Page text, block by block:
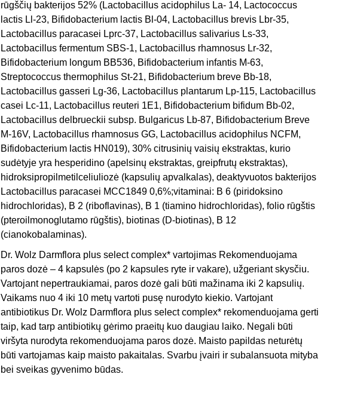
rūgščių bakterijos 52% (Lactobacillus acidophilus La- 14, Lactococcus
lactis Ll-23, Bifidobacterium lactis Bl-04, Lactobacillus brevis Lbr-35,
Lactobacillus paracasei Lprc-37, Lactobacillus salivarius Ls-33,
Lactobacillus fermentum SBS-1, Lactobacillus rhamnosus Lr-32,
Bifidobacterium longum BB536, Bifidobacterium infantis M-63,
Streptococcus thermophilus St-21, Bifidobacterium breve Bb-18,
Lactobacillus gasseri Lg-36, Lactobacillus plantarum Lp-115, Lactobacillus
casei Lc-11, Lactobacillus reuteri 1E1, Bifidobacterium bifidum Bb-02,
Lactobacillus delbrueckii subsp. Bulgaricus Lb-87, Bifidobacterium Breve
M-16V, Lactobacillus rhamnosus GG, Lactobacillus acidophilus NCFM,
Bifidobacterium lactis HN019), 30% citrusinių vaisių ekstraktas, kurio
sudėtyje yra hesperidino (apelsinų ekstraktas, greipfrutų ekstraktas),
hidroksipropilmetilceliuliozė (kapsulių apvalkalas), deaktyvuotos bakterijos
Lactobacillus paracasei MCC1849 0,6%;vitaminai: B 6 (piridoksino
hidrochloridas), B 2 (riboflavinas), B 1 (tiamino hidrochloridas), folio rūgštis
(pteroilmonoglutamo rūgštis), biotinas (D-biotinas), B 12
(cianokobalaminas).
Dr. Wolz Darmflora plus select complex* vartojimas Rekomenduojama
paros dozė – 4 kapsulės (po 2 kapsules ryte ir vakare), užgeriant skysčiu.
Vartojant nepertraukiamai, paros dozė gali būti mažinama iki 2 kapsulių.
Vaikams nuo 4 iki 10 metų vartoti pusę nurodyto kiekio. Vartojant
antibiotikus Dr. Wolz Darmflora plus select complex* rekomenduojama gerti
taip, kad tarp antibiotikų gėrimo praeitų kuo daugiau laiko. Negali būti
viršyta nurodyta rekomenduojama paros dozė. Maisto papildas neturėtų
būti vartojamas kaip maisto pakaitalas. Svarbu įvairi ir subalansuota mityba
bei sveikas gyvenimo būdas.